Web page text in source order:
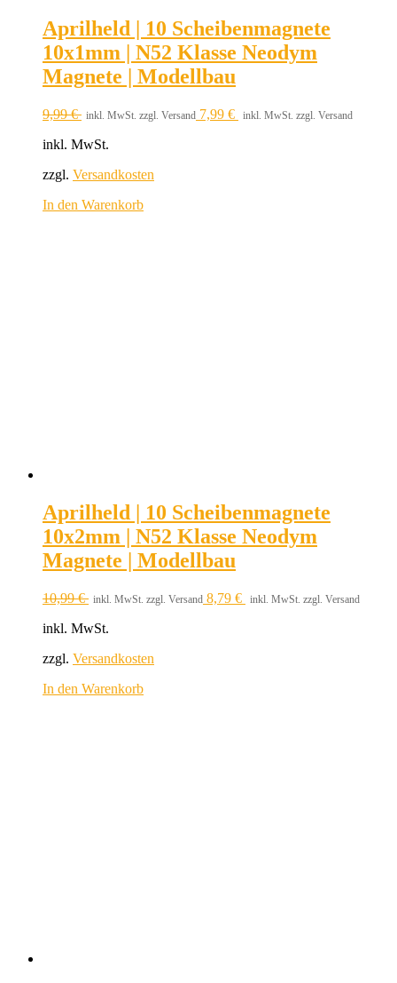
Aprilheld | 10 Scheibenmagnete
10x1mm | N52 Klasse Neodym
Magnete | Modellbau
9,99€ inkl. MwSt. zzgl. Versand 7,99 € inkl. MwSt. zzgl. Versand
inkl. MwSt.
zzgl. Versandkosten
In den Warenkorb
Aprilheld | 10 Scheibenmagnete
10x2mm | N52 Klasse Neodym
Magnete | Modellbau
10,99€ inkl. MwSt. zzgl. Versand 8,79 € inkl. MwSt. zzgl. Versand
inkl. MwSt.
zzgl. Versandkosten
In den Warenkorb